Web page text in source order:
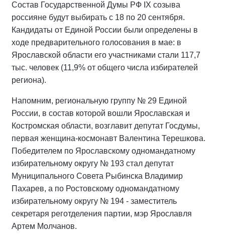
Состав Государственной Думы РФ IХ созыва
россияне будут выбирать с 18 по 20 сентября.
Кандидаты от Единой России были определены в
ходе предварительного голосования в мае: в
Ярославской области его участниками стали 117,7
тыс. человек (11,9% от общего числа избирателей
региона).
Напомним, региональную группу № 29 Единой
России, в состав которой вошли Ярославская и
Костромская области, возглавит депутат Госдумы,
первая женщина-космонавт Валентина Терешкова.
Победителем по Ярославскому одномандатному
избирательному округу № 193 стал депутат
Муниципального Совета Рыбинска Владимир
Пахарев, а по Ростовскому одномандатному
избирательному округу № 194 - заместитель
секретаря реготделения партии, мэр Ярославля
Артем Молчанов.